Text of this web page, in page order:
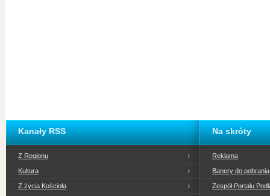
Kanały RSS
Z Regionu
Kultura
Z życia Kościoła
Na skróty
Reklama
Banery do pobrania
Zespół Portalu